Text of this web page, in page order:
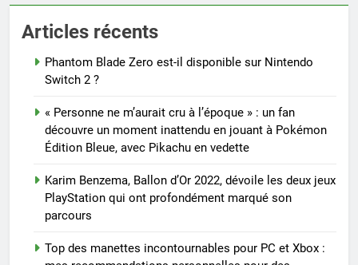
Articles récents
Phantom Blade Zero est-il disponible sur Nintendo
Switch 2 ?
« Personne ne m’aurait cru à l’époque » : un fan
découvre un moment inattendu en jouant à Pokémon
Édition Bleue, avec Pikachu en vedette
Karim Benzema, Ballon d’Or 2022, dévoile les deux jeux
PlayStation qui ont profondément marqué son
parcours
Top des manettes incontournables pour PC et Xbox :